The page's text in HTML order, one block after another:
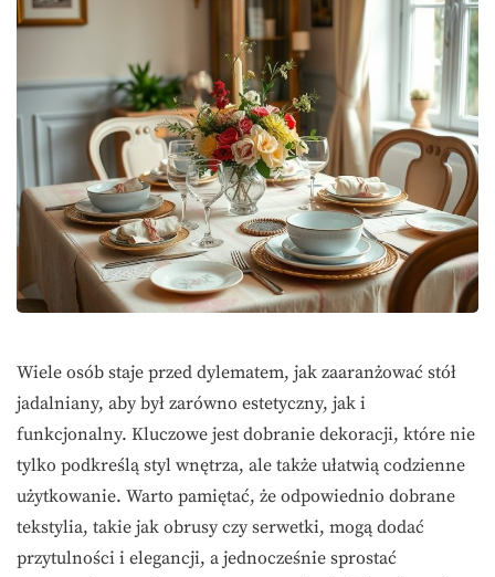
Wiele osób staje przed dylematem, jak zaaranżować stół
jadalniany, aby był zarówno estetyczny, jak i
funkcjonalny. Kluczowe jest dobranie dekoracji, które nie
tylko podkreślą styl wnętrza, ale także ułatwią codzienne
użytkowanie. Warto pamiętać, że odpowiednio dobrane
tekstylia, takie jak obrusy czy serwetki, mogą dodać
przytulności i elegancji, a jednocześnie sprostać